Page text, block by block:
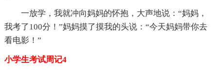
一放学，我就冲向妈妈的怀抱，大声地说：“妈妈，
我考了100分！”妈妈摸了摸我的头说：“今天妈妈带你去
看电影！”
小学生考试周记4